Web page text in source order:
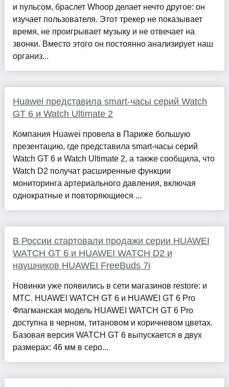
и пульсом, браслет Whoop делает нечто другое: он
изучает пользователя. Этот трекер не показывает
время, не проигрывает музыку и не отвечает на
звонки. Вместо этого он постоянно анализирует наш
организ...
Huawei представила smart-часы серий Watch
GT 6 и Watch Ultimate 2
Компания Huawei провела в Париже большую
презентацию, где представила smart-часы серий
Watch GT 6 и Watch Ultimate 2, а также сообщила, что
Watch D2 получат расширенные функции
мониторинга артериального давления, включая
однократные и повторяющиеся ...
В России стартовали продажи серии HUAWEI
WATCH GT 6 и HUAWEI WATCH D2 и
наушников HUAWEI FreeBuds 7i
Новинки уже появились в сети магазинов restore: и
МТС. HUAWEI WATCH GT 6 и HUAWEI GT 6 Pro
Флагманская модель HUAWEI WATCH GT 6 Pro
доступна в черном, титановом и коричневом цветах.
Базовая версия WATCH GT 6 выпускается в двух
размерах: 46 мм в серо...